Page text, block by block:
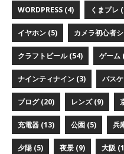
WORDPRESS (4) くまプレ
イヤホン (5) カメラ初心者
クラフトビール (54) ゲーム
ナインティナイン (3) バス
ブログ (20) レンズ (9)
充電器 (13) 公園 (5) 兵
夕陽 (5) 夜景 (9) 大阪